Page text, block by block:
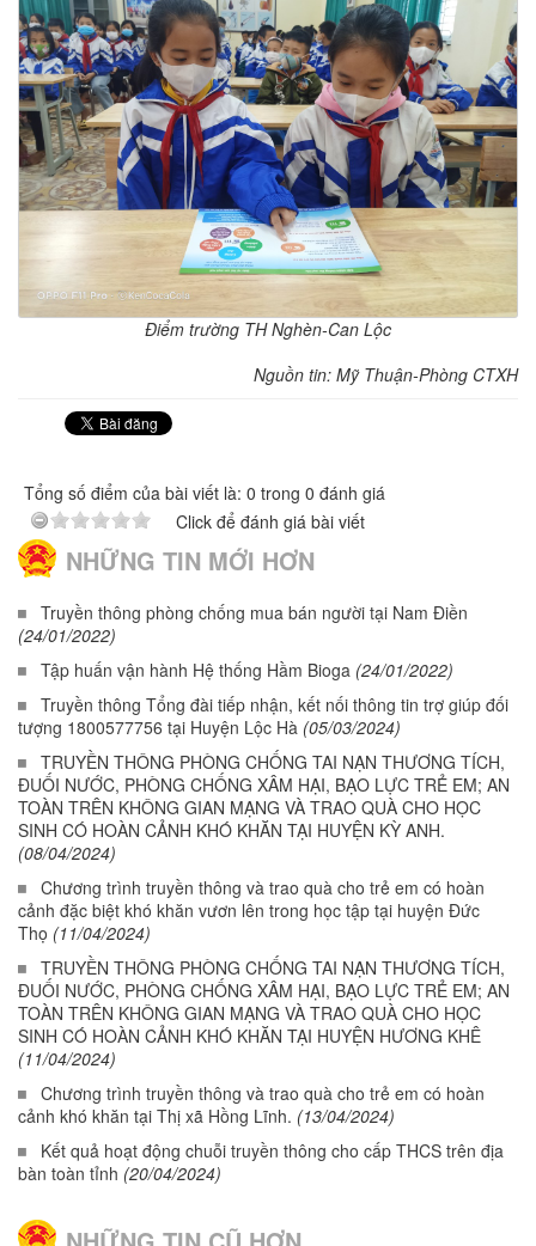
Điểm trường TH Nghèn-Can Lộc
Nguồn tin: Mỹ Thuận-Phòng CTXH
Tổng số điểm của bài viết là: 0 trong 0 đánh giá
Click để đánh giá bài viết
NHỮNG TIN MỚI HƠN
Truyền thông phòng chống mua bán người tại Nam Điền
(24/01/2022)
Tập huấn vận hành Hệ thống Hầm Bioga (24/01/2022)
Truyền thông Tổng đài tiếp nhận, kết nối thông tin trợ giúp đối
tượng 1800577756 tại Huyện Lộc Hà (05/03/2024)
TRUYỀN THÔNG PHÒNG CHỐNG TAI NẠN THƯƠNG TÍCH,
ĐUỐI NƯỚC, PHÒNG CHỐNG XÂM HẠI, BẠO LỰC TRẺ EM; AN
TOÀN TRÊN KHÔNG GIAN MẠNG VÀ TRAO QUÀ CHO HỌC
SINH CÓ HOÀN CẢNH KHÓ KHĂN TẠI HUYỆN KỲ ANH.
(08/04/2024)
Chương trình truyền thông và trao quà cho trẻ em có hoàn
cảnh đặc biệt khó khăn vươn lên trong học tập tại huyện Đức
Thọ (11/04/2024)
TRUYỀN THÔNG PHÒNG CHỐNG TAI NẠN THƯƠNG TÍCH,
ĐUỐI NƯỚC, PHÒNG CHỐNG XÂM HẠI, BẠO LỰC TRẺ EM; AN
TOÀN TRÊN KHÔNG GIAN MẠNG VÀ TRAO QUÀ CHO HỌC
SINH CÓ HOÀN CẢNH KHÓ KHĂN TẠI HUYỆN HƯƠNG KHÊ
(11/04/2024)
Chương trình truyền thông và trao quà cho trẻ em có hoàn
cảnh khó khăn tại Thị xã Hồng Lĩnh. (13/04/2024)
Kết quả hoạt động chuỗi truyền thông cho cấp THCS trên địa
bàn toàn tỉnh (20/04/2024)